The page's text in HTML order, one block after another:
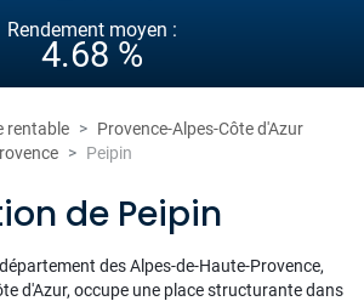
Rendement moyen :
4.68 %
rentable
Provence-Alpes-Côte d'Azur
Peipin
de Peipin
des Alpes-de-Haute-Provence,
d'Azur, occupe une place structurante dans